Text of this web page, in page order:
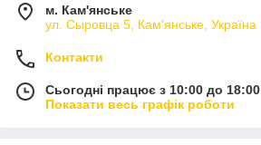
м. Кам'янське
ул. Сыровца 5, Кам'янське, Україна
Контакти
Сьогодні працює з 10:00 до 18:00
Показати весь графік роботи